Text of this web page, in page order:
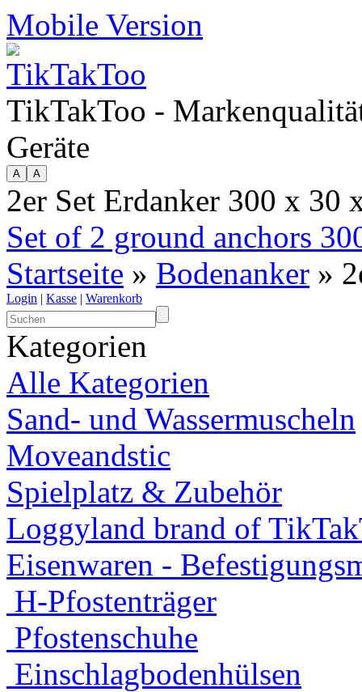
Mobile Version
TikTakToo -
Geräte
2er Set Erdanker 300 x 30
Set of 2 ground anchors
Startseite » Bodenanker »
Login | Kasse | Warenkorb
Kategorien
Alle Kategorien
Sand- und Wassermuscheln
Moveandstic
Spielplatz & Zubehör
Loggyland brand of
Eisenwaren -
H-Pfostenträger
Pfostenschuhe
Einschlagbodenhülsen